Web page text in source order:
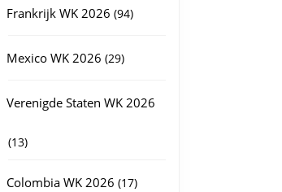
Frankrijk WK 2026 9494
Mexico WK 2026 2929
Verenigde Staten WK 2026
1313
producten
Colombia WK 2026 1717